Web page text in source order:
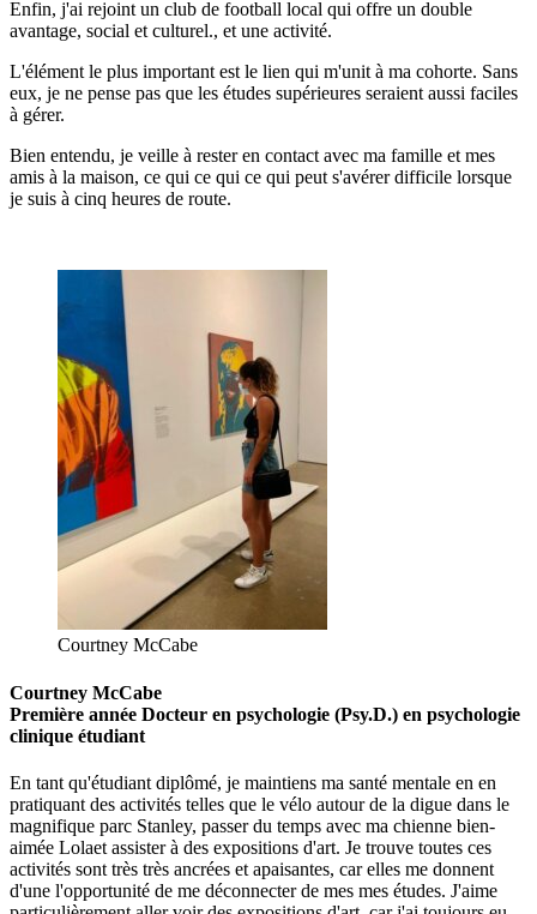
Enfin, j'ai rejoint un club de football local qui offre un double
avantage, social et culturel., et une activité.
L'élément le plus important est le lien qui m'unit à ma cohorte. Sans
eux, je ne pense pas que les études supérieures seraient aussi faciles
à gérer.
Bien entendu, je veille à rester en contact avec ma famille et mes
amis à la maison, ce qui ce qui ce qui peut s'avérer difficile lorsque
je suis à cinq heures de route.
Courtney McCabe
Courtney McCabe
Première année Docteur en psychologie (Psy.D.) en psychologie
clinique étudiant
En tant qu'étudiant diplômé, je maintiens ma santé mentale en en
pratiquant des activités telles que le vélo autour de la digue dans le
magnifique parc Stanley, passer du temps avec ma chienne bien-
aimée Lolaet assister à des expositions d'art. Je trouve toutes ces
activités sont très très ancrées et apaisantes, car elles me donnent
d'une l'opportunité de me déconnecter de mes mes études. J'aime